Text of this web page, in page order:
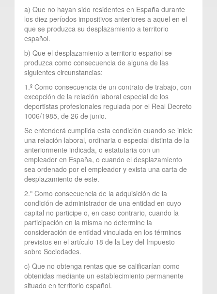
a) Que no hayan sido residentes en España durante
los diez períodos impositivos anteriores a aquel en el
que se produzca su desplazamiento a territorio
español.
b) Que el desplazamiento a territorio español se
produzca como consecuencia de alguna de las
siguientes circunstancias:
1.º Como consecuencia de un contrato de trabajo, con
excepción de la relación laboral especial de los
deportistas profesionales regulada por el Real Decreto
1006/1985, de 26 de junio.
Se entenderá cumplida esta condición cuando se inicie
una relación laboral, ordinaria o especial distinta de la
anteriormente indicada, o estatutaria con un
empleador en España, o cuando el desplazamiento
sea ordenado por el empleador y exista una carta de
desplazamiento de este.
2.º Como consecuencia de la adquisición de la
condición de administrador de una entidad en cuyo
capital no participe o, en caso contrario, cuando la
participación en la misma no determine la
consideración de entidad vinculada en los términos
previstos en el artículo 18 de la Ley del Impuesto
sobre Sociedades.
c) Que no obtenga rentas que se calificarían como
obtenidas mediante un establecimiento permanente
situado en territorio español.